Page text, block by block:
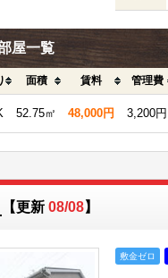
屋一覧
面積 賃料 管理費
52.75㎡ 48,000円 3,200円
【更新 08/08】
敷金ゼロ